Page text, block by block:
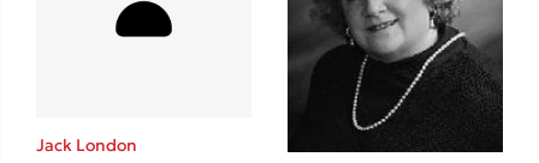
Jack London